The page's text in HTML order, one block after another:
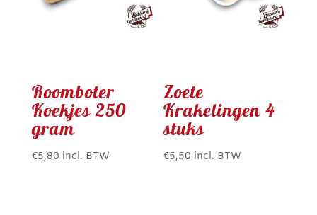
Roomboter
Koekjes 250
gram
€5,80 incl. BTW
Zoete
Krakelingen 4
stuks
€5,50 incl. BTW